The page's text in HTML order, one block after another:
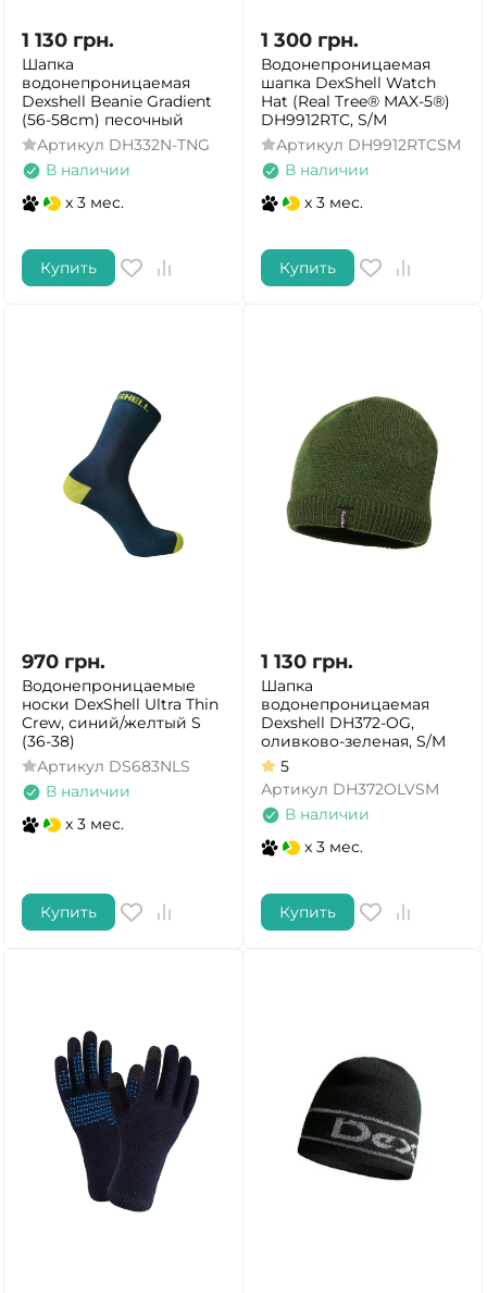
1 130 грн.
Шапка
водонепроницаемая
Dexshell Beanie Gradient
(56-58cm) песочный
Артикул DH332N-TNG
В наличии
x 3 мес.
Купить
1 300 грн.
Водонепроницаемая
шапка DexShell Watch
Hat (Real Tree® MAX-5®)
DH9912RTC, S/M
Артикул DH9912RTCSM
В наличии
x 3 мес.
Купить
970 грн.
Водонепроницаемые
носки DexShell Ultra Thin
Crew, синий/желтый S
(36-38)
Артикул DS683NLS
В наличии
x 3 мес.
Купить
1 130 грн.
Шапка
водонепроницаемая
Dexshell DH372-OG,
оливково-зеленая, S/M
5
Артикул DH372OLVSM
В наличии
x 3 мес.
Купить